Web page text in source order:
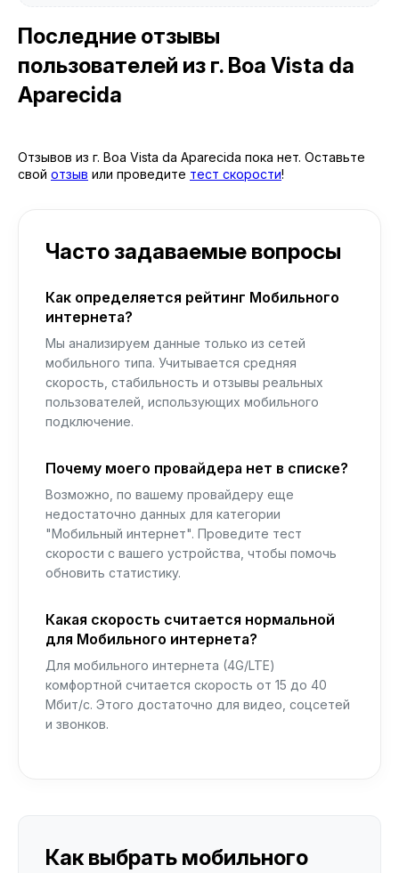
Последние отзывы
пользователей из г. Boa Vista da
Aparecida
Отзывов из г. Boa Vista da Aparecida пока нет. Оставьте
свой отзыв или проведите тест скорости!
Часто задаваемые вопросы
Как определяется рейтинг Мобильного
интернета?
Мы анализируем данные только из сетей
мобильного типа. Учитывается средняя
скорость, стабильность и отзывы реальных
пользователей, использующих мобильного
подключение.
Почему моего провайдера нет в списке?
Возможно, по вашему провайдеру еще
недостаточно данных для категории
"Мобильный интернет". Проведите тест
скорости с вашего устройства, чтобы помочь
обновить статистику.
Какая скорость считается нормальной
для Мобильного интернета?
Для мобильного интернета (4G/LTE)
комфортной считается скорость от 15 до 40
Мбит/с. Этого достаточно для видео, соцсетей
и звонков.
Как выбрать мобильного